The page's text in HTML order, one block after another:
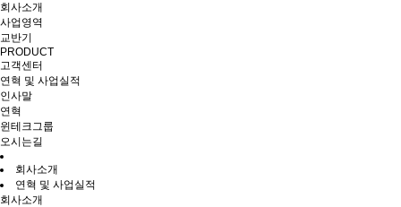
회사소개
사업영역
교반기
PRODUCT
고객센터
연혁 및 사업실적
인사말
연혁
윈테크그룹
오시는길
회사소개
연혁 및 사업실적
회사소개